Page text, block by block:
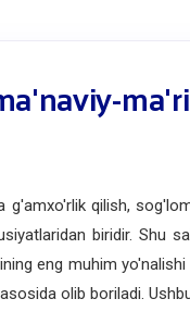
qilish,
biridir. Shu
eng muhim
olib boriladi.